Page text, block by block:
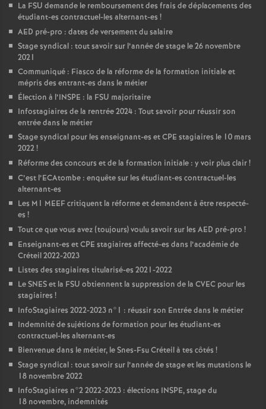
La FSU demande le remboursement des frais de déplacements des
étudiant-es contractuel-les alternant-es !
AED pré-pro : dates de versement du salaire
Stage syndical : tout savoir sur l’année de stage le 26 novembre
2021
Communiqué : Fiasco de la réforme de la formation initiale et
mépris des entrant-es dans le métier
Élection à l’INSPE : la FSU majoritaire
Infostagiaires de la rentrée 2024 : Tout savoir pour réussir son
entrée dans le métier
Stage syndical pour les enseignant-es etCPE stagiaires le 10 mars
2022!
Réforme des concours et de la formation initiale : y voir plus clair!
C’est l’ECAtombe : enquête sur les étudiant-es contractuel-les
alternant-es
Les M1 MEEFcritiquent la réforme et demandent à être respecté-
es !
Tout ce que vous avez (toujours) voulu savoir sur les AED pré-pro !
Enseignant-es etCPE stagiaires affecté-es dans l’académie de
Créteil 2022-2023
Listes des stagiaires titularisé-es 2021-2022
LeSNESet la FSU obtiennent la suppression de la CVEC pour les
stagiaires !
InfoStagiaires 2022-2023 n°1 : réussir son Entrée dans le métier
Indemnité de sujétions de formation pour les étudiant-es
contractuel-les alternant-es
Bienvenue dans le métier, le Snes-Fsu Créteil à tes côtés !
Stage syndical : tout savoir sur l’année de stage et les mutations le
18 novembre 2022
InfoStagiaires n°2 2022-2023 : élections INSPE, stage du
18 novembre, indemnités